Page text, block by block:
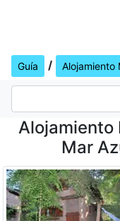
Guía / Alojamiento
Alojamiento
Mar